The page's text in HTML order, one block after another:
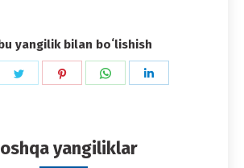
yangilik bilan boʻlishish
Share
Share
Share
yangiliklar